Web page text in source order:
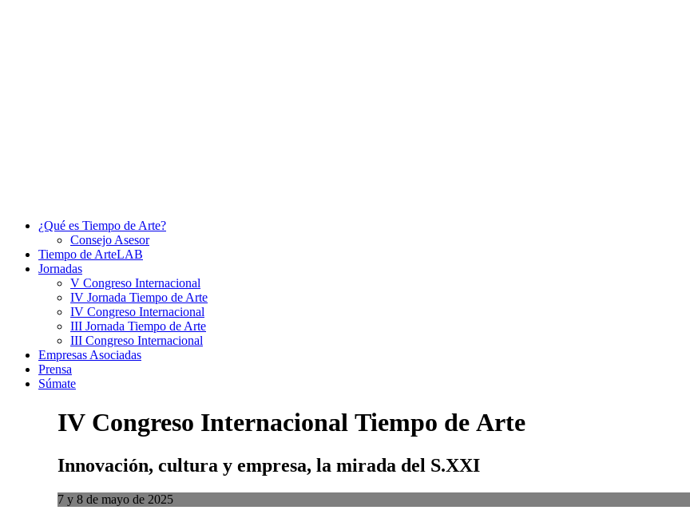
¿Qué es Tiempo de Arte?
Consejo Asesor
Tiempo de ArteLAB
Jornadas
V Congreso Internacional
IV Jornada Tiempo de Arte
IV Congreso Internacional
III Jornada Tiempo de Arte
III Congreso Internacional
Empresas Asociadas
Prensa
Súmate
IV Congreso Internacional Tiempo de Arte
Innovación, cultura y empresa, la mirada del S.XXI
7 y 8 de mayo de 2025